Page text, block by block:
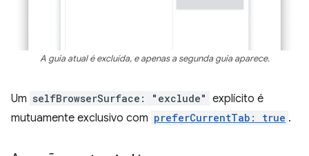
A guia atual é excluída, e apenas a segunda guia aparece.
Um selfBrowserSurface: "exclude" explícito é
mutuamente exclusivo com preferCurrentTab: true .